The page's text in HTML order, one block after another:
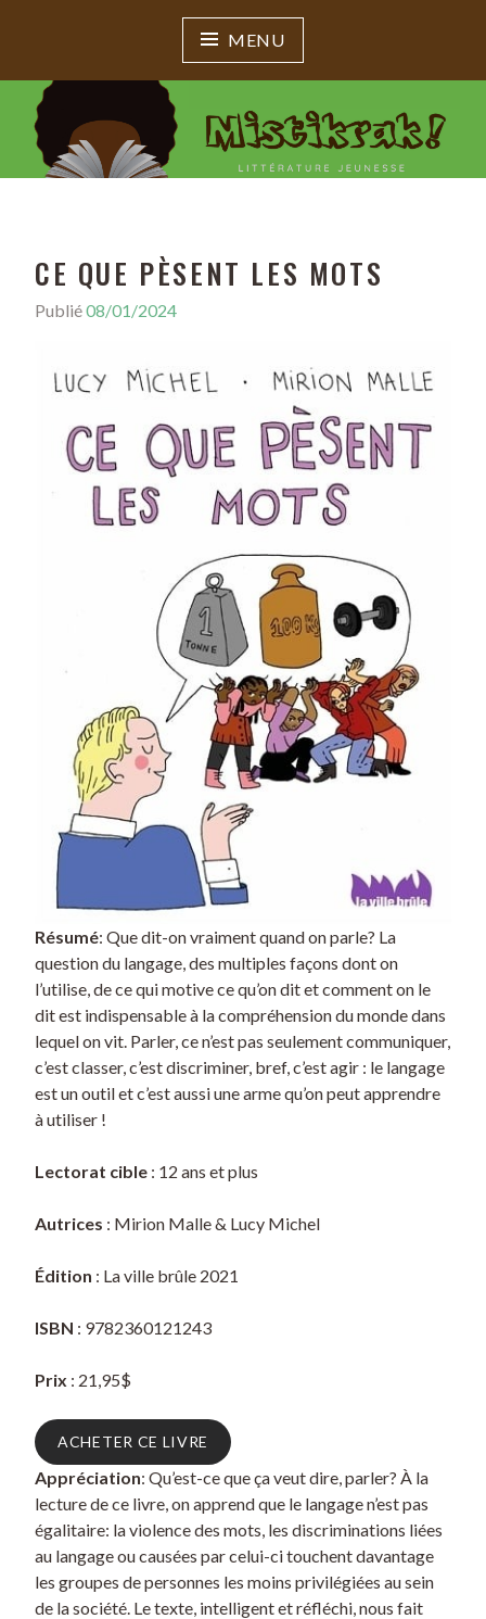
MENU
MISTIKRAK !
Littérature jeunesse
CE QUE PÈSENT LES MOTS
Publié08/01/2024
Résumé: Que dit-on vraiment quand on parle? La
question du langage, des multiples façons dont on
l’utilise, de ce qui motive ce qu’on dit et comment on le
dit est indispensable à la compréhension du monde dans
lequel on vit. Parler, ce n’est pas seulement communiquer,
c’est classer, c’est discriminer, bref, c’est agir : le langage
est un outil et c’est aussi une arme qu’on peut apprendre
à utiliser !
Lectorat cible : 12 ans et plus
Autrices : Mirion Malle & Lucy Michel
Édition : La ville brûle 2021
ISBN : 9782360121243
Prix : 21,95$
ACHETER CE LIVRE
Appréciation: Qu’est-ce que ça veut dire, parler? À la
lecture de ce livre, on apprend que le langage n’est pas
égalitaire: la violence des mots, les discriminations liées
au langage ou causées par celui-ci touchent davantage
les groupes de personnes les moins privilégiées au sein
de la société. Le texte, intelligent et réfléchi, nous fait